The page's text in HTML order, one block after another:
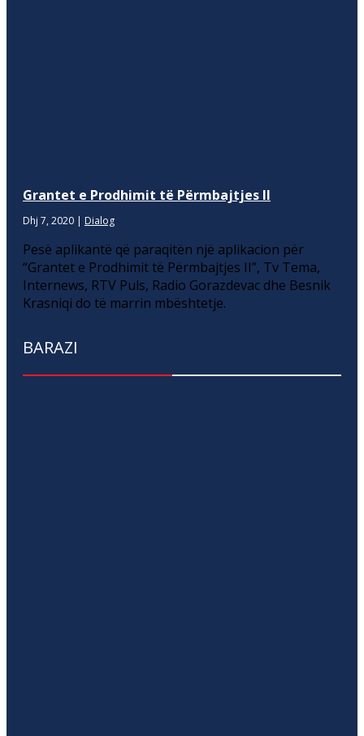
Grantet e Prodhimit të Përmbajtjes II
Dhj 7, 2020 | Dialog
Pesë aplikantë që paraqitën një aplikacion për
“Grantet e Prodhimit të Përmbajtjes II”, Tv Tema,
Internews, RTV Puls, Radio Gorazdevac dhe Besnik
Krasniqi do të marrin mbështetje.
BARAZI